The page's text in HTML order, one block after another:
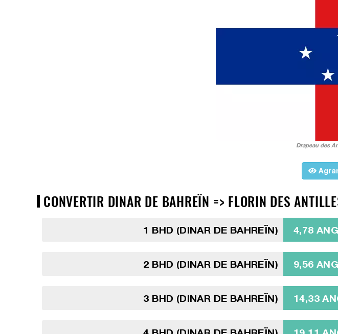
Drapeau des
CONVERTIR DINAR DE BAHREÏN => FLORIN DES
1 BHD (DINAR DE BAHREÏN) 4,78
2 BHD (DINAR DE BAHREÏN) 9,56
3 BHD (DINAR DE BAHREÏN) 14,33